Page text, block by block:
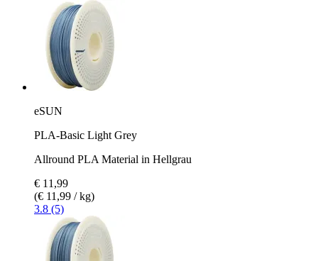
eSUN
PLA-Basic Light Grey
Allround PLA Material in Hellgrau
€ 11,99
(€ 11,99 / kg)
3.8 (5)